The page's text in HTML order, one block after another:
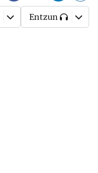
Entzun